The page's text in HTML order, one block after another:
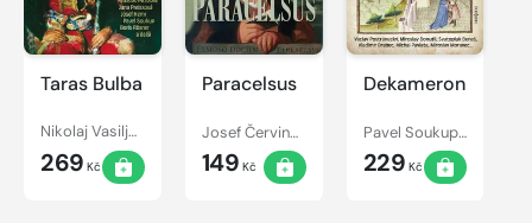
Taras Bulba
Nikolaj Vasiljevič Gogol, František Hanus, Karel Houska, Jana Boušková, Jan Faltýnek, Pavel Pípal, Miriam Kantorková, Miroslav Moravec, Josef Kemr, Jana Preissová, Petr Haničinec, Petr Štěpánek, Jana Dítětová, Josef Patočka
269 Kč
Paracelsus
Josef Červinka, Helena Benešová, Eduard Cupák, Radovan Lukavský, Alois Švehlík, Miroslav Masopust, Jiří Holý
149 Kč
Dekameron
Pavel Soukup, Giovanni Boccaccio, Michal Pavlata, Valérie Zawadská, Miroslav Moravec, Vladimír Brabec, Blanka Bohdanová, Barbora Hrzánová, Jana Štěpánková, Naďa Konvalinková, Václav Postránecký, Svatopluk Beneš, Miroslav Donutil
229 Kč